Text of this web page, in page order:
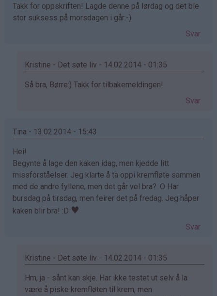
Takk for oppskriften! Lagde denne på lørdag og det ble
stor suksess på morsdagen i går:-)
Svar
Kristine - Det søte liv - 14.02.2014 - 01:35
Som
Børre
(ikke
bekreftet)
Så bra, Børre:) Takk for tilbakemeldingen!
Svar
Tina - 13.02.2014 - 15:43
Hei!
Begynte å lage den kaken idag, men kjedde litt
missforståelser. Jeg klarte å ta oppi kremfløte sammen
med de andre fyllene, men det går vel bra? :O Har
bursdag på tirsdag, men feirer det på fredag. Jeg håper
kaken blir bra! :D ♥
Svar
Kristine - Det søte liv - 14.02.2014 - 01:35
Som
svar
Hm, ja - sånt kan skje. Har ikke testet ut selv å la
være å piske kremfløten til krem, men